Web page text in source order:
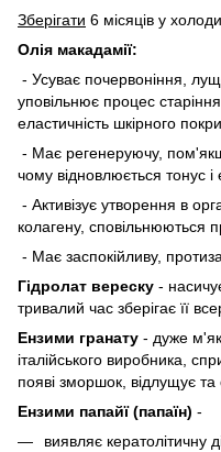
Зберігати 6 місяців у
Олія макадамії:
- Усуває почервоніння,
уповільнює процес старіння
еластичність шкірного
- Має регенеруючу,
чому відновлюється тонус і
- Активізує утворення в
колагену, сповільнюються
- Має заспокійливу,
Гідролат вереску -
тривалий час зберігає її
Ензими гранату - дуже
італійського виробника,
появі зморшок, відлущує та
Ензими папайї (папаїн) -
виявляє кератолітичну